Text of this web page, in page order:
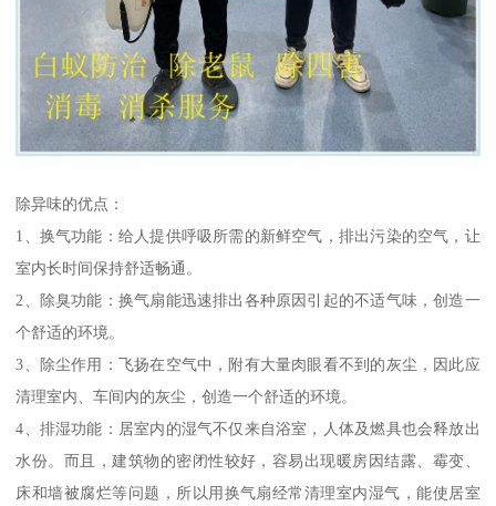
除异味的优点：
1、换气功能：给人提供呼吸所需的新鲜空气，排出污染的空气，让
室内长时间保持舒适畅通。
2、除臭功能：换气扇能迅速排出各种原因引起的不适气味，创造一
个舒适的环境。
3、除尘作用：飞扬在空气中，附有大量肉眼看不到的灰尘，因此应
清理室内、车间内的灰尘，创造一个舒适的环境。
4、排湿功能：居室内的湿气不仅来自浴室，人体及燃具也会释放出
水份。而且，建筑物的密闭性较好，容易出现暖房因结露、霉变、
床和墙被腐烂等问题，所以用换气扇经常清理室内湿气，能使居室